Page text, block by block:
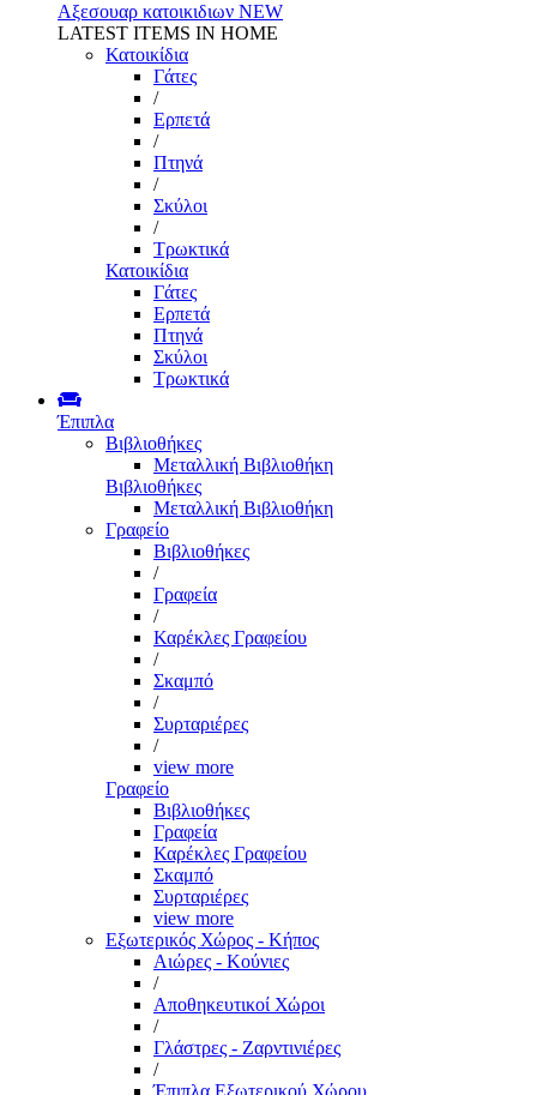
Αξεσουαρ κατοικιδιων NEW
LATEST ITEMS IN HOME
Κατοικίδια
Γάτες
/
Ερπετά
/
Πτηνά
/
Σκύλοι
/
Τρωκτικά
Κατοικίδια
Γάτες
Ερπετά
Πτηνά
Σκύλοι
Τρωκτικά
Έπιπλα
Βιβλιοθήκες
Μεταλλική Βιβλιοθήκη
Βιβλιοθήκες
Μεταλλική Βιβλιοθήκη
Γραφείο
Βιβλιοθήκες
/
Γραφεία
/
Καρέκλες Γραφείου
/
Σκαμπό
/
Συρταριέρες
/
view more
Γραφείο
Βιβλιοθήκες
Γραφεία
Καρέκλες Γραφείου
Σκαμπό
Συρταριέρες
view more
Εξωτερικός Χώρος - Κήπος
Αιώρες - Κούνιες
/
Αποθηκευτικοί Χώροι
/
Γλάστρες - Ζαρντινιέρες
/
Έπιπλα Εξωτερικού Χώρου